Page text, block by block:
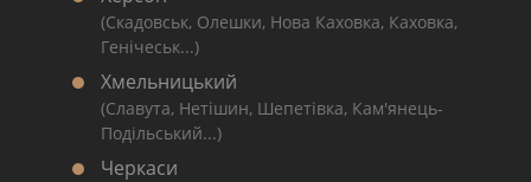
(Скадовськ, Олешки, Нова Каховка, Каховка,
Генічеськ...)
Хмельницький
(Славута, Нетішин, Шепетівка, Кам'янець-
Подільський...)
Черкаси